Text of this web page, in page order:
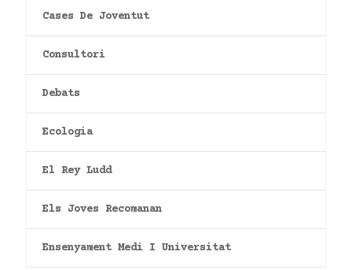
Cases De Joventut
Consultori
Debats
Ecologia
El Rey Ludd
Els Joves Recomanan
Ensenyament Medi I Universitat